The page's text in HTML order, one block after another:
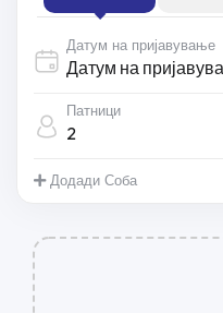
Датум на пријавување
Патници
2
Додади Соба